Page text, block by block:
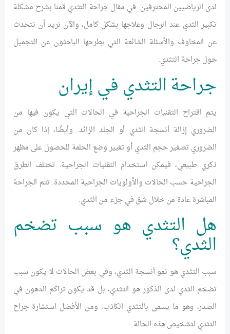
لدى الرياضيين المحترفين. في مقال جراحة التثدي قمنا بشرح مشكلة
تكبير الثدي عند الرجال وعلاجها بشكل كامل، والآن نريد أن نتحدث
عن المخاوف والأسئلة الشائعة التي يطرحها الباحثون عن التجميل
حول جراحة التثدي.
جراحة التثدي في إيران
يتم اقتراح التقنيات الجراحية في الحالات التي يكون فيها من
الضروري إزالة أنسجة الثدي أو الجلد الزائد. وأيضًا، إذا كان من
الضروري تصغير حجم الثدي أو تغيير وضع الحلمة للحصول على مظهر
ذكري طبيعي، فيمكن استخدام التقنيات الجراحية. تختلف الطرق
الجراحية حسب الحالات والأولويات الجراحية المحددة. تتم الجراحة
المباشرة عادة من خلال شق في جزء من الثدي.
هل التثدي هو سبب تضخم
الثدي؟
سبب التثدي هو نمو أنسجة الثدي، وفي بعض الحالات لا يكون سبب
تضخم الثدي لدى الذكور هو التثدي، بل قد يكون تراكم الدهون في
الصدر، وهو ما يسمى بالتثدي الكاذب. ومن الأفضل استشارة جراح
التثدي لتشخيص هذه الحالة.